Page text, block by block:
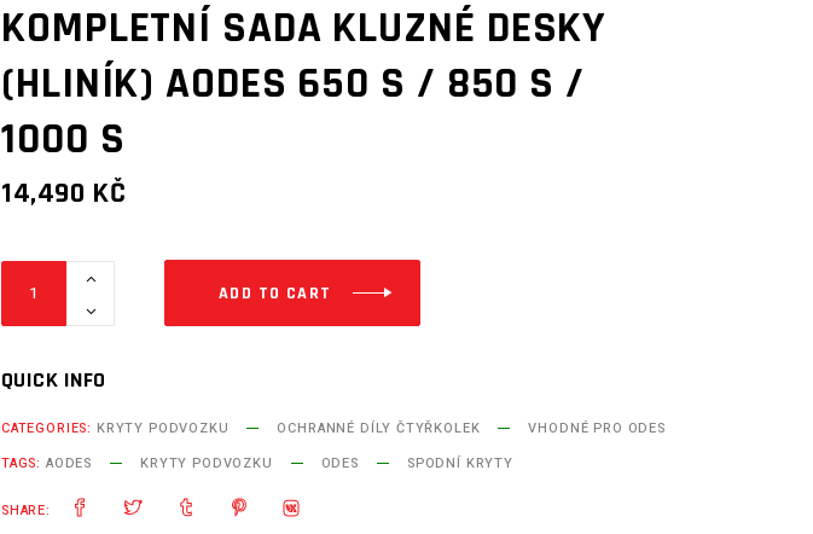
KOMPLETNÍ SADA KLUZNÉ DESKY
(HLINÍK) AODES 650 S / 850 S /
1000 S
14,490 KČ
Kompletní
desky
AODES
650
S
ADD TO CART
QUICK INFO
CATEGORIES: KRYTY PODVOZKU OCHRANNÉ DÍLY ČTYŘKOLEK
VHODNÉ PRO ODES
TAGS: AODES KRYTY PODVOZKU ODES SPODNÍ KRYTY
SHARE: